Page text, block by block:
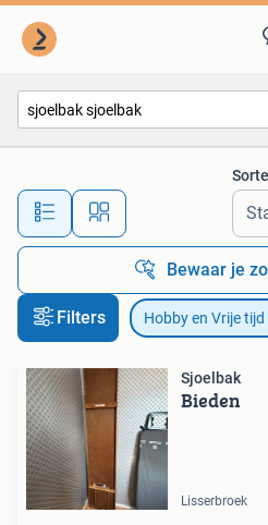
Alle
Bewaar je
Filters Hobby en Vrije tijd
Sjoelbak
Bieden
Lisserbroek